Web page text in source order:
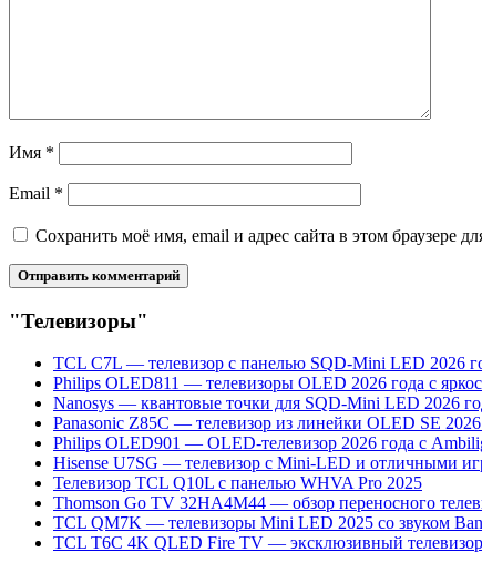
Имя *
Email *
Сохранить моё имя, email и адрес сайта в этом браузере
"Телевизоры"
TCL C7L — телевизор с панелью SQD-Mini LED 2026
Philips OLED811 — телевизоры OLED 2026 года с
Nanosys — квантовые точки для SQD-Mini LED 2026
Panasonic Z85C — телевизор из линейки OLED SE 2026
Philips OLED901 — OLED-телевизор 2026 года с
Hisense U7SG — телевизор с Mini-LED и отличными
Телевизор TCL Q10L с панелью WHVA Pro 2025
Thomson Go TV 32HA4M44 — обзор переносного
TCL QM7K — телевизоры Mini LED 2025 со звуком
TCL T6C 4K QLED Fire TV — эксклюзивный телевизор